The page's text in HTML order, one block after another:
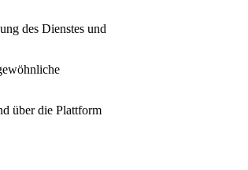
des Dienstes und
über die Plattform